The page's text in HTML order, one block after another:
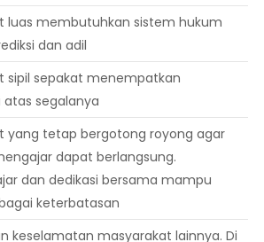
luas membutuhkan sistem hukum
dan adil
sipil sepakat menempatkan
segalanya
yang tetap bergotong royong agar
dapat berlangsung.
dan dedikasi bersama mampu
keterbatasan
keselamatan masyarakat lainnya. Di